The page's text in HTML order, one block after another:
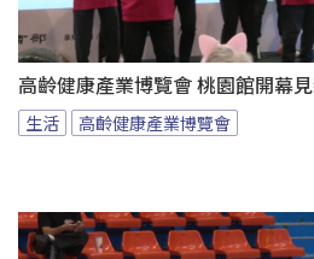
高齡健康產業博覽會 桃園館開幕
生活 高齡健康產業博覽會